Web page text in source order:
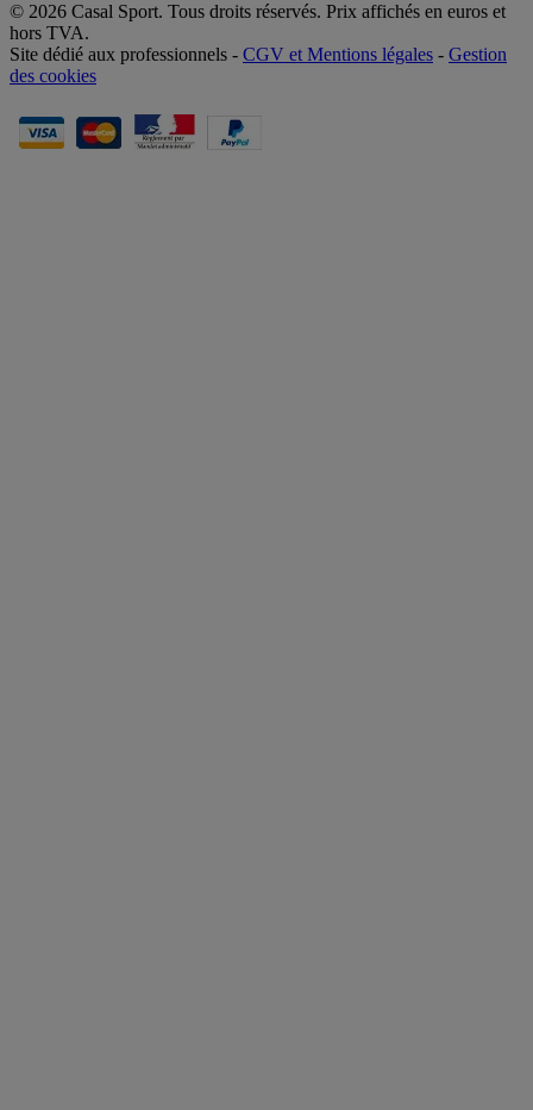
© 2026 Casal Sport. Tous droits réservés. Prix affichés en euros et
hors TVA.
Site dédié aux professionnels - CGV et Mentions légales - Gestion
des cookies